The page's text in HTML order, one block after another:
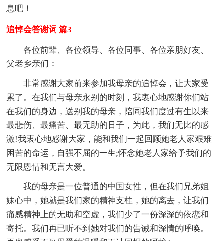
息吧！
追悼会答谢词 篇3
各位前辈、各位领导、各位同事、各位亲朋好友、
父老乡亲们：
非常感谢大家前来参加我母亲的追悼会，让大家受
累了。在我们与母亲永别的时刻，我衷心地感谢你们站
在我们的身边，送别我的母亲，陪同我们度过有生以来
最悲伤、最痛苦、最无助的日子，为此，我们无比的感
激!我衷心地感谢大家，能和我们一起回顾她老人家艰难
困苦的命运，自强不屈的一生;怀念她老人家给予我们的
无限恩情和无言大爱。
我的母亲是一位普通的中国女性，但在我们兄弟姐
妹心中，她就是我们家的精神支柱，她的离去，让我们
痛感精神上的无助和空虚，我们少了一份深深的依恋和
寄托。我们再已听不到她对我们的告诫和深情的呼唤。